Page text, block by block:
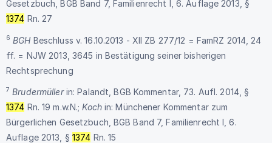
Gesetzbuch, BGB Band 7, Familienrecht I, 6. Auflage 2013, §
1374 Rn. 27
6 BGHBeschluss v. 16.10.2013 - XII ZB 277/12 = FamRZ 2014, 24
ff. = NJW 2013, 3645 in Bestätigung seiner bisherigen
Rechtsprechung
7 Brudermüllerin: Palandt, BGB Kommentar, 73. Aufl. 2014, §
1374 Rn. 19 m.w.N.;Kochin: Münchener Kommentar zum
Bürgerlichen Gesetzbuch, BGB Band 7, Familienrecht I, 6.
Auflage 2013, § 1374 Rn. 15